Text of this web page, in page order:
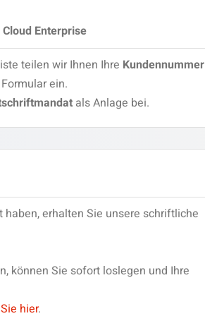
Enterprise
teilen wir Ihnen Ihre Kundennummer
ein.
als Anlage bei.
erhalten Sie unsere schriftliche
können Sie sofort loslegen und Ihre
hier.